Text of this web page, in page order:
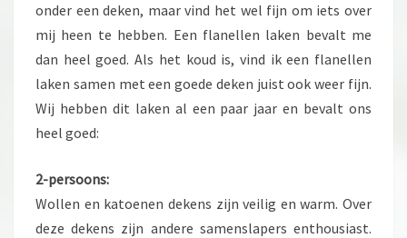
onder een deken, maar vind het wel fijn om iets over
mij heen te hebben. Een flanellen laken bevalt me
dan heel goed. Als het koud is, vind ik een flanellen
laken samen met een goede deken juist ook weer fijn.
Wij hebben dit laken al een paar jaar en bevalt ons
heel goed:
2-persoons:
Wollen en katoenen dekens zijn veilig en warm. Over
deze dekens zijn andere samenslapers enthousiast.